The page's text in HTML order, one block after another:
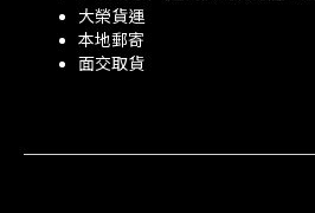
大榮貨運
本地郵寄
面交取貨